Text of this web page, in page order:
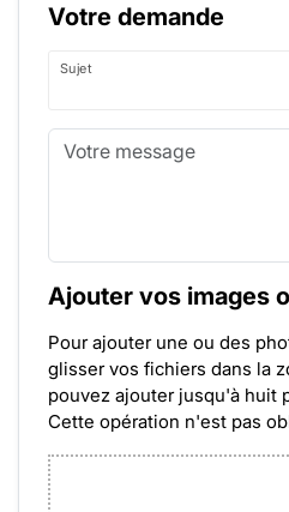
Votre demande
Sujet
Ajouter vos images
Pour ajouter une ou des
glisser vos fichiers dans la
pouvez ajouter jusqu'à huit
Cette opération n'est pas